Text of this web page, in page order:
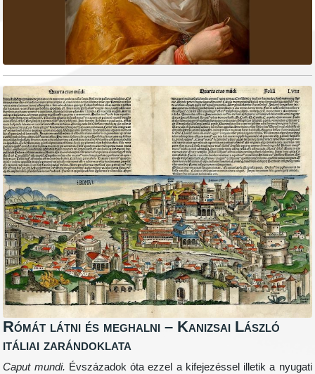
Rómát látni és meghalni – Kanizsai László
itáliai zarándoklata
Caput mundi. Évszázadok óta ezzel a kifejezéssel illetik a nyugati